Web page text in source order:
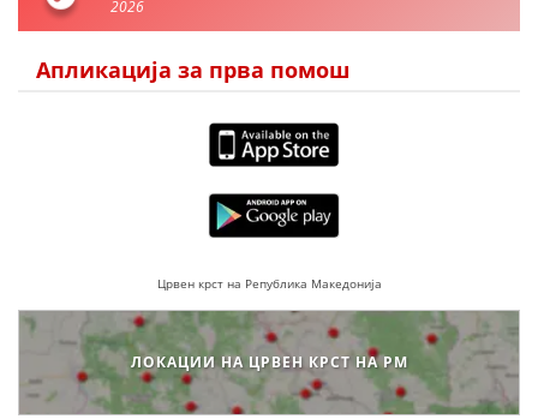
СТРАТЕГИИ
ЕДУКАТИВНО ИНФОРМАТИВНИ МАТЕРИЈАЛИ
ПОСТЕРИ
2026
Апликација за прва помош
Црвен крст на Република Македонија
ЛОКАЦИИ НА ЦРВЕН КРСТ НА РМ